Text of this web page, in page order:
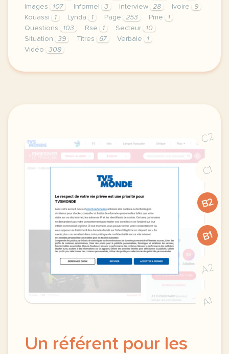
Images
107 Informel 3 Interview 28 Ivoire
9
Kouassi
1 Lynda 1 Page 253 Pme
1
Questions
103 Rse 1 Secteur
10
Situation
39 Titres 67 Verbale
1
Vidéo
308
le respect de votre vie privee est une priorite
C2
C1
B2
B1
A2
A1
Un référent pour les